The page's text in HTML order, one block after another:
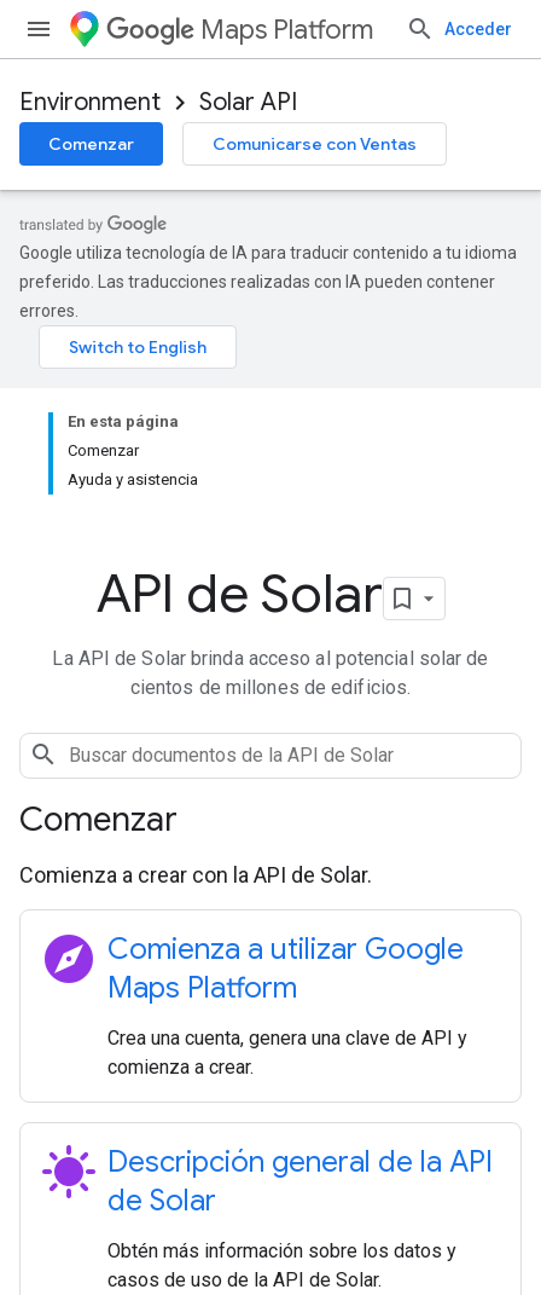
Maps Platform Acceder
Environment Solar API
Comenzar Comunicarse con Ventas
Google utiliza tecnología de IA para traducir contenido a tu idioma
preferido. Las traducciones realizadas con IA pueden contener
errores.
En esta página
Comenzar
Ayuda y asistencia
API de Solar
La API de Solar brinda acceso al potencial solar de
cientos de millones de edificios.
Comenzar
Comienza a crear con la API de Solar.
explore Comienza a utilizar Google
Maps Platform
Crea una cuenta, genera una clave de API y
comienza a crear.
sunny Descripción general de la API
de Solar
Obtén más información sobre los datos y
casos de uso de la API de Solar.